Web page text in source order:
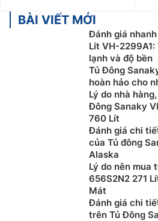
BÀI VIẾT MỚI
Đánh giá
Lít VH-
lạnh và độ bền
Tủ Đông
hoàn hảo cho
Lý do nhà
Đông Sanaky
760 Lít
Đánh giá chi
của Tủ đông
Alaska
Lý do nên mua
656S2N2 271
Mát
Đánh giá chi
trên Tủ Đông